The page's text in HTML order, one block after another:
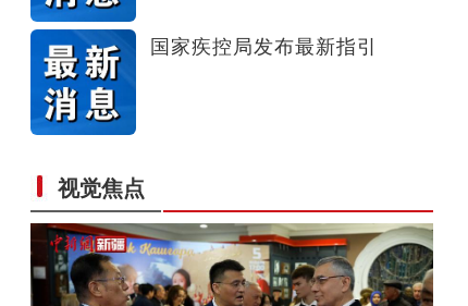
国家疾控局发布最新指引
视觉焦点
“阿克苏是个好地方·四季之美”第一季冬季